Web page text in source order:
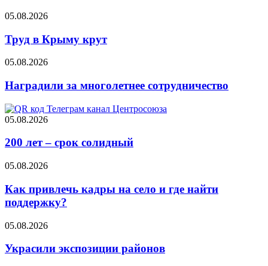
05.08.2026
Труд в Крыму крут
05.08.2026
Наградили за многолетнее сотрудничество
05.08.2026
200 лет – срок солидный
05.08.2026
Как привлечь кадры на село и где найти
поддержку?
05.08.2026
Украсили экспозиции районов